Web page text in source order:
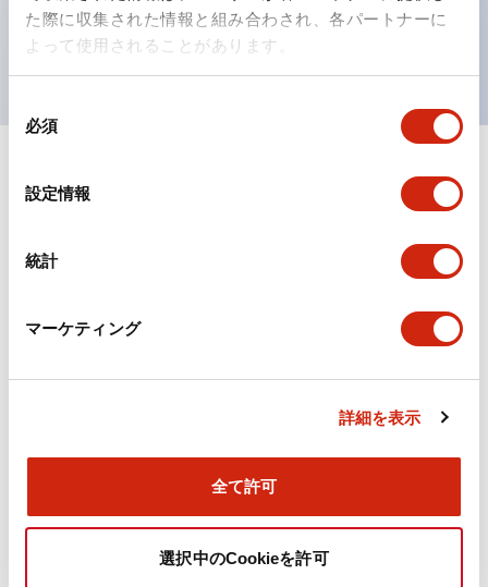
た際に収集された情報と組み合わされ、各パートナーに
よって使用されることがあります。
必須
設定情報
統計
マーケティング
詳細を表示
全て許可
選択中のCookieを許可
を表現できるようにしました。
UL、CSA、TÜV、CCC認証品。（一部機種は除く）
ドキュメントとファイル
カタログ
版）（日本語）
TWSシリーズ コントロールユニット（2025年6月
.PDF1.30MB